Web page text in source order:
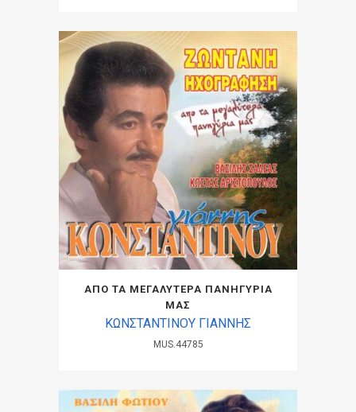
ΑΠΟ ΤΑ ΜΕΓΑΛΥΤΕΡΑ ΠΑΝΗΓΥΡΙΑ
ΜΑΣ
ΚΩΝΣΤΑΝΤΙΝΟΥ ΓΙΑΝΝΗΣ
MUS.44785